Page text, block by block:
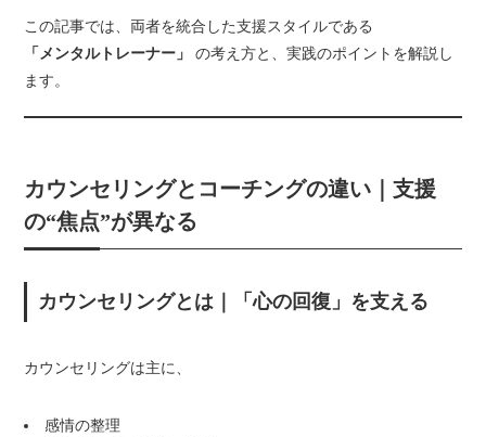
この記事では、両者を統合した支援スタイルである
「メンタルトレーナー」
の考え方と、実践のポイントを解説し
ます。
カウンセリングとコーチングの違い｜支援
の“焦点”が異なる
カウンセリングとは｜「心の回復」を支える
カウンセリングは主に、
感情の整理